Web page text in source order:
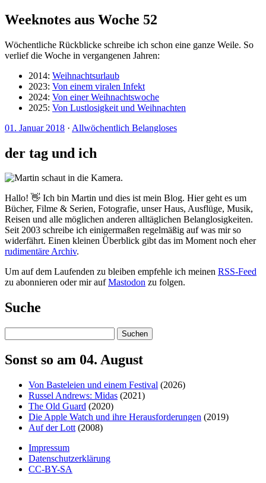
Weeknotes aus Woche 52
Wöchentliche Rückblicke schreibe ich schon eine ganze Weile. So
verlief die Woche in vergangenen Jahren:
2014: Weihnachtsurlaub
2023: Von einem viralen Infekt
2024: Von einer Weihnachtswoche
2025: Von Lustlosigkeit und Weihnachten
01. Januar 2018 · Allwöchentlich Belangloses
der tag und ich
Hallo! 👋 Ich bin Martin und dies ist mein Blog. Hier geht es um
Bücher, Filme & Serien, Fotografie, unser Haus, Ausflüge, Musik,
Reisen und alle möglichen anderen alltäglichen Belanglosigkeiten.
Seit 2003 schreibe ich einigermaßen regelmäßig auf was mir so
widerfährt. Einen kleinen Überblick gibt das im Moment noch eher
rudimentäre Archiv.
Um auf dem Laufenden zu bleiben empfehle ich meinen RSS-Feed
zu abonnieren oder mir aufMastodon zu folgen.
Suche
Suchen
Sonst so am 04. August
Von Basteleien und einem Festival (2026)
Russel Andrews: Midas (2021)
The Old Guard (2020)
Die Apple Watch und ihre Herausforderungen (2019)
Auf der Lott (2008)
Impressum
Datenschutzerklärung
CC-BY-SA